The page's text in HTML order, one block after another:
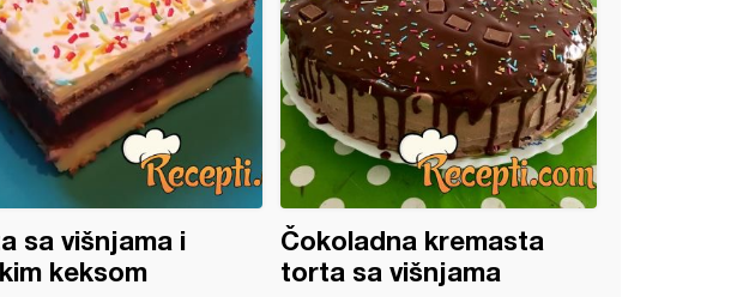
sa višnjama i
keksom
Čokoladna kremasta
torta sa višnjama